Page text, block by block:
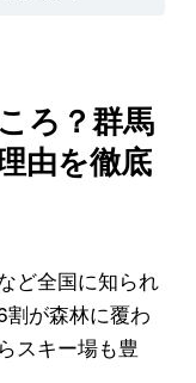
ろ？群馬
由を徹底
ど全国に知られ
が森林に覆わ
スキー場も豊